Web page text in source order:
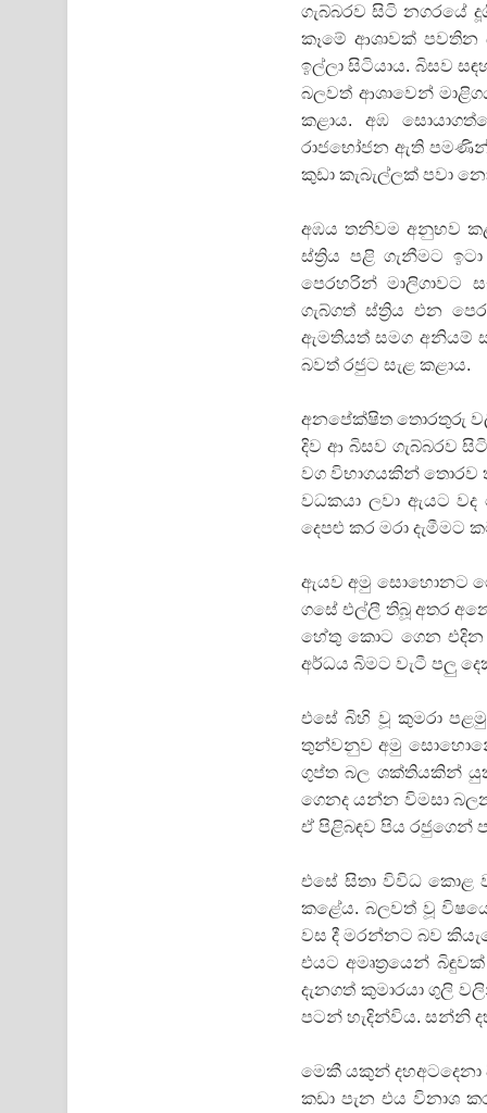
ගැබ්බරව සිටි නගරයේ
කෑමේ ආශාවක් පවතින
ඉල්ලා සිටියාය. බිසව
බලවත් ආශාවෙන්
කළාය. අඹ
රාජභෝජන ඇති
කුඩා කැබැල්ලක් පවා
අඹය තනිවම අනුභව
ස්ත්‍රිය පළි ගැනීමට
පෙරහරින් මාලිගාවට
ගැබ්ගත් ස්ත්‍රිය එන
ඇමතියත් සමග අනියම්
බවත් රජුට සැළ කළාය.
අනපේක්ෂිත තොරතුරු
දිව ආ බිසව ගැබ්බරව
වග විභාගයකින් තොරව
වධකයා ලවා ඇයට
දෙපළු කර මරා දැමීමට
ඇයව අමු සොහොනට
ගසේ එල්ලී තිබූ අතර
හේතු කොට ගෙන එදින
අර්ධය බිමට වැටී පලු
එසේ බිහි වූ කුමරා
තුන්වනුව අමු සොහොනේ
ගුප්ත බල ශක්තියකින්
ගෙනද යන්න විමසා
ඒ පිළිබඳව පිය රජුගෙන්
එසේ සිතා විවිධ කොළ
කළේය. බලවත් වූ
වස දී මරන්නට බව
එයට අමෘත්‍රයෙන්
දැනගත් කුමාරයා ගුලි
පටන් හැදින්විය. සන්නි
මෙකී යකුන් දහඅටදෙනා
කඩා පැන එය විනාශ